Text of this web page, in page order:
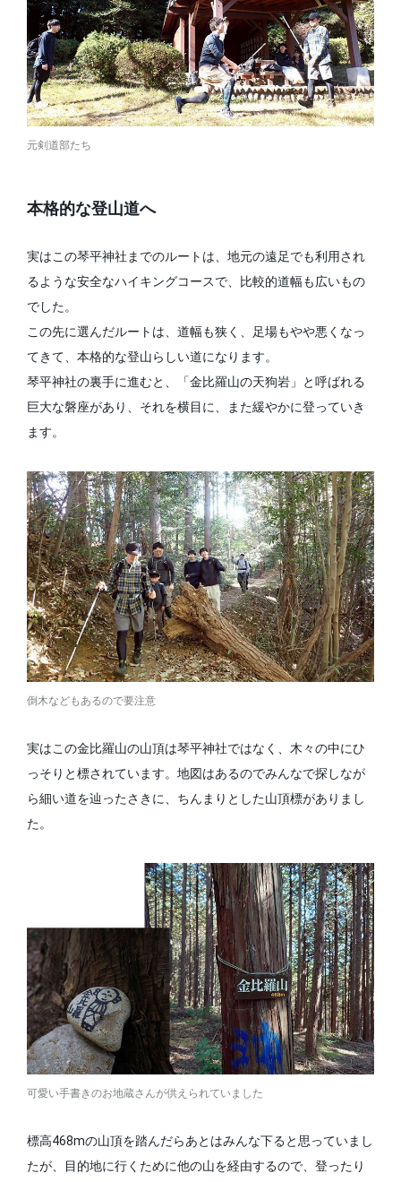
元剣道部たち
本格的な登山道へ
実はこの琴平神社までのルートは、地元の遠足でも利用され
るような安全なハイキングコースで、比較的道幅も広いもの
でした。
この先に選んだルートは、道幅も狭く、足場もやや悪くなっ
てきて、本格的な登山らしい道になります。
琴平神社の裏手に進むと、「金比羅山の天狗岩」と呼ばれる
巨大な磐座があり、それを横目に、また緩やかに登っていき
ます。
倒木などもあるので要注意
実はこの金比羅山の山頂は琴平神社ではなく、木々の中にひ
っそりと標されています。地図はあるのでみんなで探しなが
ら細い道を辿ったさきに、ちんまりとした山頂標がありまし
た。
可愛い手書きのお地蔵さんが供えられていました
標高468mの山頂を踏んだらあとはみんな下ると思っていまし
たが、目的地に行くために他の山を経由するので、登ったり